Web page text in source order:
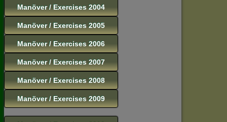
Manöver / Exercises 2004
Manöver / Exercises 2005
Manöver / Exercises 2006
Manöver / Exercises 2007
Manöver / Exercises 2008
Manöver / Exercises 2009